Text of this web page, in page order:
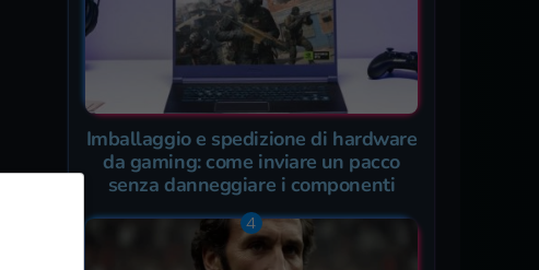
Imballaggio e spedizione di hardware
da gaming: come inviare un pacco
senza danneggiare i componenti